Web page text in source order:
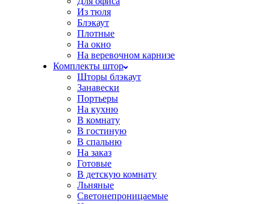
Из тюля
Блэкаут
Плотные
На окно
На веревочном карнизе
Комплекты штор
Шторы блэкаут
Занавески
Портьеры
На кухню
В комнату
В гостиную
В спальню
На заказ
Готовые
В детскую комнату
Льняные
Светонепроницаемые